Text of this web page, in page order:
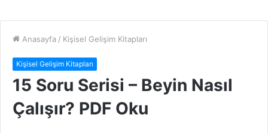
Anasayfa / Kişisel Gelişim Kitapları
Kişisel Gelişim Kitapları
15 Soru Serisi – Beyin Nasıl
Çalışır? PDF Oku